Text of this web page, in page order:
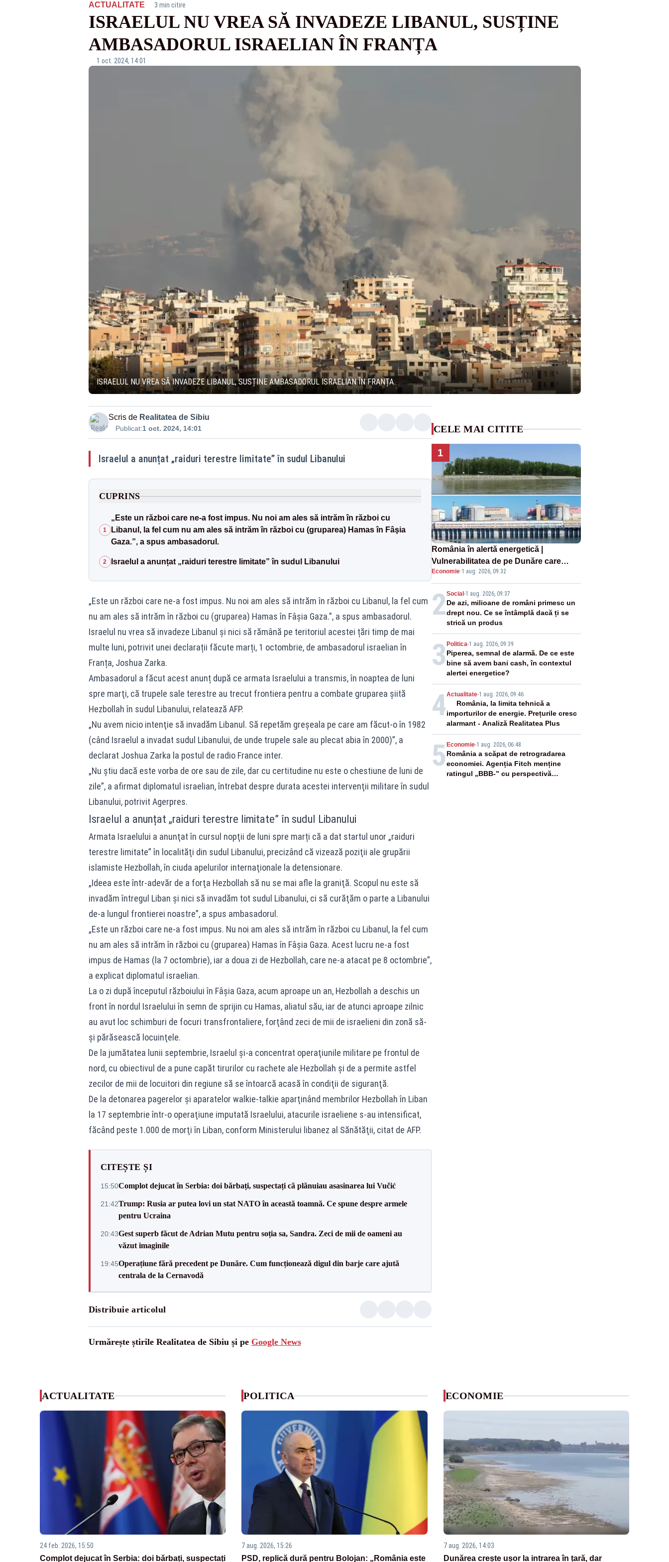
ACTUALITATE· 3 min citire
ISRAELUL NU VREA SĂ INVADEZE LIBANUL, SUSȚINE
AMBASADORUL ISRAELIAN ÎN FRANȚA
1 oct. 2024, 14:01
ISRAELUL NU VREA SĂ INVADEZE LIBANUL, SUSȚINE AMBASADORUL ISRAELIAN ÎN FRANȚA
Scris de Realitatea de Sibiu
Publicat:1 oct. 2024, 14:01
Israelul a anunțat „raiduri terestre limitate” în sudul Libanului
CUPRINS
1
„Este un război care ne-a fost impus. Nu noi am ales să intrăm în război cu
Libanul, la fel cum nu am ales să intrăm în război cu (gruparea) Hamas în Fâşia
Gaza.”, a spus ambasadorul.
2 Israelul a anunțat „raiduri terestre limitate” în sudul Libanului
„Este un război care ne-a fost impus. Nu noi am ales să intrăm în război cu Libanul, la fel cum
nu am ales să intrăm în război cu (gruparea) Hamas în Fâşia Gaza.”, a spus ambasadorul.
Israelul nu vrea să invadeze Libanul și nici să rămână pe teritoriul acestei țări timp de mai
multe luni, potrivit unei declarații făcute marți, 1 octombrie, de ambasadorul israelian în
Franța, Joshua Zarka.
Ambasadorul a făcut acest anunț după ce armata Israelului a transmis, în noaptea de luni
spre marţi, că trupele sale terestre au trecut frontiera pentru a combate gruparea şiită
Hezbollah în sudul Libanului, relatează AFP.
„Nu avem nicio intenţie să invadăm Libanul. Să repetăm greşeala pe care am făcut-o în 1982
(când Israelul a invadat sudul Libanului, de unde trupele sale au plecat abia în 2000)”, a
declarat Joshua Zarka la postul de radio France inter.
„Nu ştiu dacă este vorba de ore sau de zile, dar cu certitudine nu este o chestiune de luni de
zile”, a afirmat diplomatul israelian, întrebat despre durata acestei intervenţii militare în sudul
Libanului, potrivit Agerpres.
Israelul a anunțat „raiduri terestre limitate” în sudul Libanului
Armata Israelului a anunţat în cursul nopţii de luni spre marți că a dat startul unor „raiduri
terestre limitate” în localităţi din sudul Libanului, precizând că vizează poziţii ale grupării
islamiste Hezbollah, în ciuda apelurilor internaţionale la detensionare.
„Ideea este într-adevăr de a forţa Hezbollah să nu se mai afle la graniţă. Scopul nu este să
invadăm întregul Liban şi nici să invadăm tot sudul Libanului, ci să curăţăm o parte a Libanului
de-a lungul frontierei noastre”, a spus ambasadorul.
„Este un război care ne-a fost impus. Nu noi am ales să intrăm în război cu Libanul, la fel cum
nu am ales să intrăm în război cu (gruparea) Hamas în Fâşia Gaza. Acest lucru ne-a fost
impus de Hamas (la 7 octombrie), iar a doua zi de Hezbollah, care ne-a atacat pe 8 octombrie”,
a explicat diplomatul israelian.
La o zi după începutul războiului în Fâşia Gaza, acum aproape un an, Hezbollah a deschis un
front în nordul Israelului în semn de sprijin cu Hamas, aliatul său, iar de atunci aproape zilnic
au avut loc schimburi de focuri transfrontaliere, forţând zeci de mii de israelieni din zonă să-
şi părăsească locuinţele.
De la jumătatea lunii septembrie, Israelul şi-a concentrat operaţiunile militare pe frontul de
nord, cu obiectivul de a pune capăt tirurilor cu rachete ale Hezbollah şi de a permite astfel
zecilor de mii de locuitori din regiune să se întoarcă acasă în condiţii de siguranţă.
De la detonarea pagerelor şi aparatelor walkie-talkie aparţinând membrilor Hezbollah în Liban
la 17 septembrie într-o operaţiune imputată Israelului, atacurile israeliene s-au intensificat,
făcând peste 1.000 de morţi în Liban, conform Ministerului libanez al Sănătăţii, citat de AFP.
CITEȘTE ȘI
15:50Complot dejucat în Serbia: doi bărbați, suspectați că plănuiau asasinarea lui Vučić
21:42Trump: Rusia ar putea lovi un stat NATO în această toamnă. Ce spune despre armele
pentru Ucraina
20:43Gest superb făcut de Adrian Mutu pentru soția sa, Sandra. Zeci de mii de oameni au
văzut imaginile
19:45Operațiune fără precedent pe Dunăre. Cum funcționează digul din barje care ajută
centrala de la Cernavodă
Distribuie articolul
Urmărește știrile Realitatea de Sibiu și pe Google News
CELE MAI CITITE
1
România în alertă energetică |
Vulnerabilitatea de pe Dunăre care
pune în pericol Centrala Cernavodă era
cunoscută de pe vremea lui Ceaușescu
Economie·1 aug. 2026, 09:32
2Social -1 aug. 2026, 09:37
De azi, milioane de români primesc un
drept nou. Ce se întâmplă dacă ți se
strică un produs
3 Politica-1 aug. 2026, 09:39
Piperea, semnal de alarmă. De ce este
bine să avem bani cash, în contextul
alertei energetice?
4Actualitate-1 aug. 2026, 09:46
România, la limita tehnică a
importurilor de energie. Prețurile cresc
alarmant - Analiză Realitatea Plus
5 Economie-1 aug. 2026, 06:48
România a scăpat de retrogradarea
economiei. Agenția Fitch menține
ratingul „BBB-” cu perspectivă
ACTUALITATE
24 feb. 2026, 15:50
Complot dejucat în Serbia: doi bărbați, suspectați
POLITICA
7 aug. 2026, 15:26
PSD, replică dură pentru Bolojan: „România este
ECONOMIE
7 aug. 2026, 14:03
Dunărea crește ușor la intrarea în țară, dar